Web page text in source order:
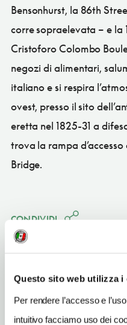
Questo sito web utilizza i
Per rendere l’accesso e
intuitivo facciamo uso dei
Bensonhurst, la 86th
corre sopraelevata – e la
Cristoforo Colombo
negozi di alimentari,
italiano e si respira
ovest, presso il sito
eretta nel 1825-31 a
trova la rampa
Bridge.
CONDIVIDI
Brooklyn